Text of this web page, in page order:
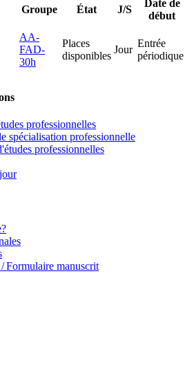
Groupe État J/S
Date de
début
AA-
FAD-
30h
Places
disponibles
Jour
Entrée
périodique
professionnelles
spécialisation professionnelle
professionnelles
Formulaire manuscrit